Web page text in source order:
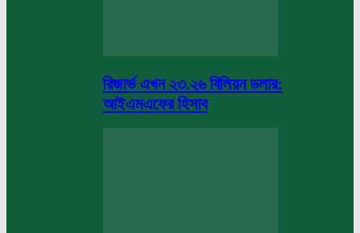
রিজার্ভ এখন ২৩.২৬ বিলিয়ন ডলার:
আইএমএফের হিসাব